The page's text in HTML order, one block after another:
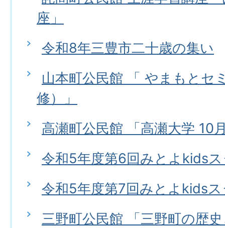
座」
令和8年三豊市二十歳の集い
山本町公民館 「 やまもとセ
修）」
高瀬町公民館 「高瀬大学 10
令和5年度第6回みとよkids
令和5年度第7回みとよkids
三野町公民館 「三野町の歴